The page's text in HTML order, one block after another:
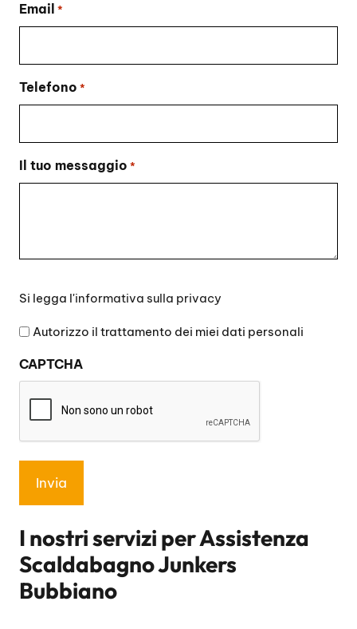
Email *
Telefono *
Il tuo messaggio *
legga
l'informativa
privacy
Si legga l'informativa sulla privacy
Autorizzo il trattamento dei miei dati personali
CAPTCHA
I nostri servizi perAssistenza
Scaldabagno Junkers
Bubbiano